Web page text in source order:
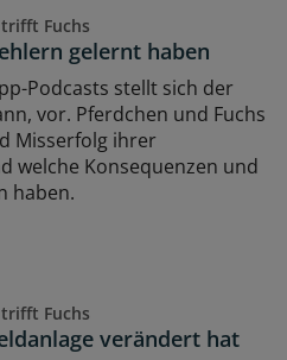
Fuchs
gelernt haben
Podcasts stellt sich der
vor. Pferdchen und Fuchs
Misserfolg ihrer
welche Konsequenzen und
haben.
Fuchs
verändert hat